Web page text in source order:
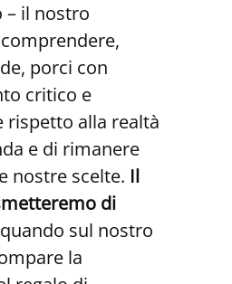
– il nostro
porci con
critico e
rispetto alla realtà
e di rimanere
nostre scelte. Il
di
quando sul nostro
la